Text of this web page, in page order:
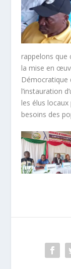
rappelons que
la mise en
Démocratique
l’instauration
les élus
besoins des